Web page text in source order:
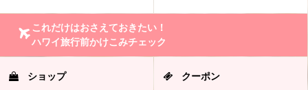
これだけはおさえておきたい！
ハワイ旅行前かけこみチェック
ショップ クーポン